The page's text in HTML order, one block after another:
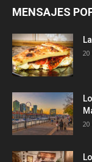
MENSAJES